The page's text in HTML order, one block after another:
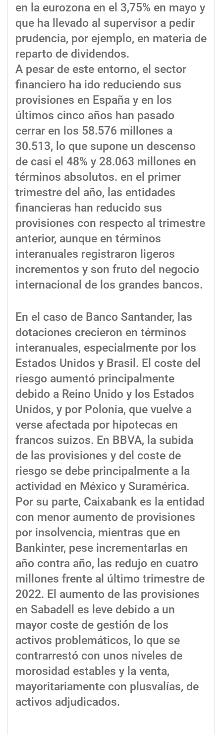
en la eurozona en el 3,75% en mayo y
que ha llevado al supervisor a pedir
prudencia, por ejemplo, en materia de
reparto de dividendos.
A pesar de este entorno, el sector
financiero ha ido reduciendo sus
provisiones en España y en los
últimos cinco años han pasado
cerrar en los 58.576 millones a
30.513, lo que supone un descenso
de casi el 48% y 28.063 millones en
términos absolutos. en el primer
trimestre del año, las entidades
financieras han reducido sus
provisiones con respecto al trimestre
anterior, aunque en términos
interanuales registraron ligeros
incrementos y son fruto del negocio
internacional de los grandes bancos.
En el caso de Banco Santander, las
dotaciones crecieron en términos
interanuales, especialmente por los
Estados Unidos y Brasil. El coste del
riesgo aumentó principalmente
debido a Reino Unido y los Estados
Unidos, y por Polonia, que vuelve a
verse afectada por hipotecas en
francos suizos. En BBVA, la subida
de las provisiones y del coste de
riesgo se debe principalmente a la
actividad en México y Suramérica.
Por su parte, Caixabank es la entidad
con menor aumento de provisiones
por insolvencia, mientras que en
Bankinter, pese incrementarlas en
año contra año, las redujo en cuatro
millones frente al último trimestre de
2022. El aumento de las provisiones
en Sabadell es leve debido a un
mayor coste de gestión de los
activos problemáticos, lo que se
contrarrestó con unos niveles de
morosidad estables y la venta,
mayoritariamente con plusvalías, de
activos adjudicados.